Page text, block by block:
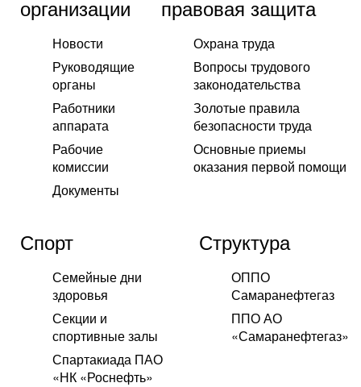
организации
Новости
Руководящие
органы
Работники
аппарата
Рабочие
комиссии
Документы
правовая защита
Охрана труда
Вопросы трудового
законодательства
Золотые правила
безопасности труда
Основные приемы
оказания первой помощи
Спорт
Семейные дни
здоровья
Секции и
спортивные залы
Спартакиада ПАО
«НК «Роснефть»
Структура
ОППО
Самаранефтегаз
ППО АО
«Самаранефтегаз»